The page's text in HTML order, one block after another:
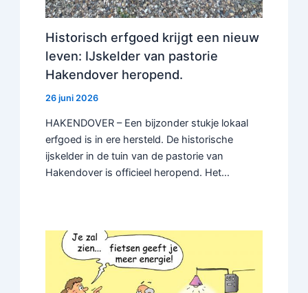
Historisch erfgoed krijgt een nieuw
leven: IJskelder van pastorie
Hakendover heropend.
26 juni 2026
HAKENDOVER – Een bijzonder stukje lokaal
erfgoed is in ere hersteld. De historische
ijskelder in de tuin van de pastorie van
Hakendover is officieel heropend. Het…